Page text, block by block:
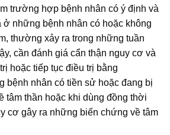
trường hợp bệnh nhân có ý định và
ở những bệnh nhân có hoặc không
thường xảy ra trong những tuần
cần đánh giá cẩn thận nguy cơ và
hoặc tiếp tục điều trị bằng
bệnh nhân có tiền sử hoặc đang bị
tâm thần hoặc khi dùng đồng thời
cơ gây ra những biến chứng về tâm